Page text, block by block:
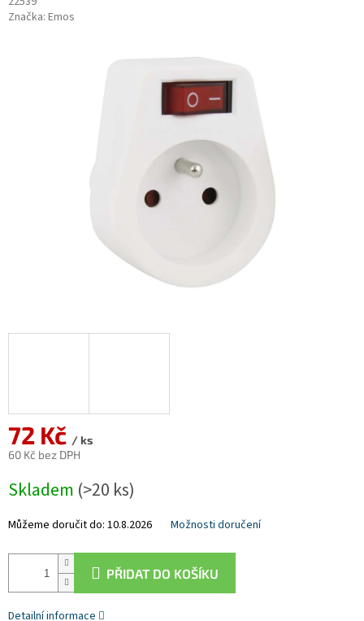
Značka: Emos
72 Kč / ks
60 Kč bez DPH
cena:
Skladem (>20 ks)
Můžeme doručit do: 10.8.2026 Možnosti doručení
PŘIDAT DO KOŠÍKU
Detailní informace